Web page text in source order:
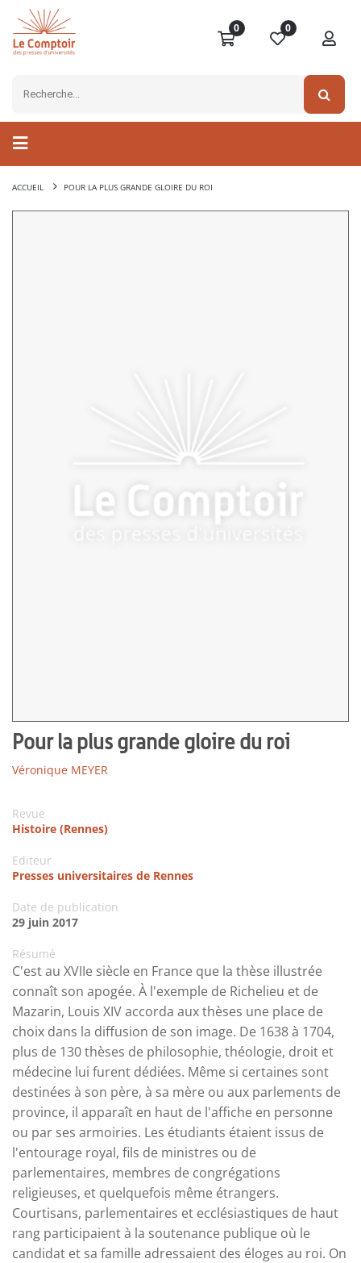
0 0
ACCUEIL POUR LA PLUS GRANDE GLOIRE DU ROI
Pour la plus grande gloire du roi
Véronique MEYER
Revue
Histoire (Rennes)
Editeur
Presses universitaires de Rennes
Date de publication
29 juin 2017
Résumé
C'est au XVIIe siècle en France que la thèse illustrée
connaît son apogée. À l'exemple de Richelieu et de
Mazarin, Louis XIV accorda aux thèses une place de
choix dans la diffusion de son image. De 1638 à 1704,
plus de 130 thèses de philosophie, théologie, droit et
médecine lui furent dédiées. Même si certaines sont
destinées à son père, à sa mère ou aux parlements de
province, il apparaît en haut de l'affiche en personne
ou par ses armoiries. Les étudiants étaient issus de
l'entourage royal, fils de ministres ou de
parlementaires, membres de congrégations
religieuses, et quelquefois même étrangers.
Courtisans, parlementaires et ecclésiastiques de haut
rang participaient à la soutenance publique où le
candidat et sa famille adressaient des éloges au roi. On